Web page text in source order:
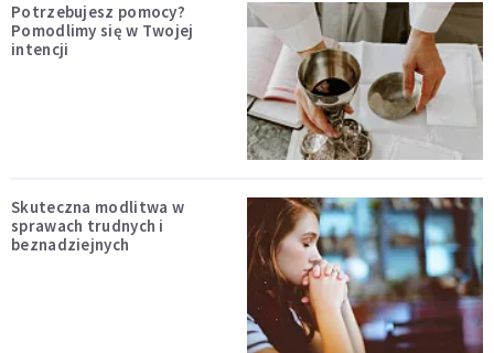
Potrzebujesz pomocy?
Pomodlimy się w Twojej
intencji
Skuteczna modlitwa w
sprawach trudnych i
beznadziejnych